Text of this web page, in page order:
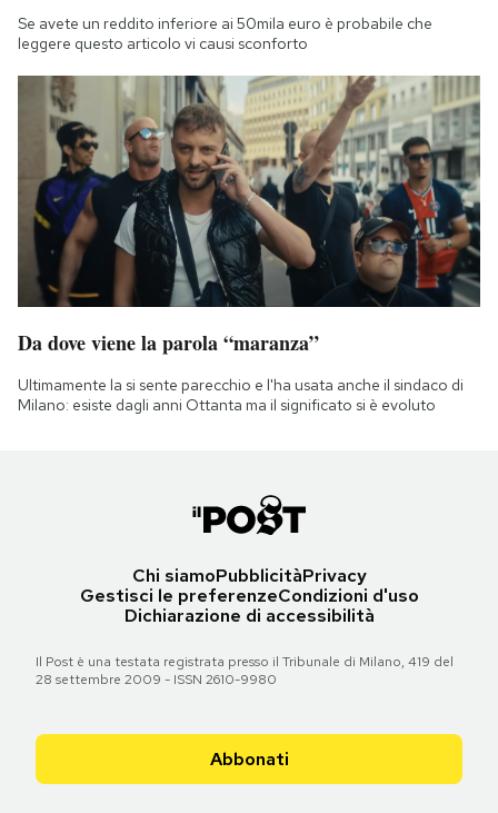
Se avete un reddito inferiore ai 50mila euro è probabile che
leggere questo articolo vi causi sconforto
Da dove viene la parola “maranza”
Ultimamente la si sente parecchio e l'ha usata anche il sindaco di
Milano: esiste dagli anni Ottanta ma il significato si è evoluto
Chi siamoPubblicitàPrivacy
Gestisci le preferenzeCondizioni d'uso
Dichiarazione di accessibilità
Il Post è una testata registrata presso il Tribunale di Milano, 419 del
28 settembre 2009 - ISSN 2610-9980
Abbonati